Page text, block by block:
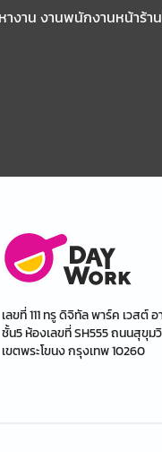
หางาน งานพนักงานหน้าร้า
เลขที่ 111 ทรู ดิจิทัล พาร์ค เวสต์
ชั้น5 ห้องเลขที่ SH555 ถนนสุขุม
เขตพระโขนง กรุงเทพ 10260